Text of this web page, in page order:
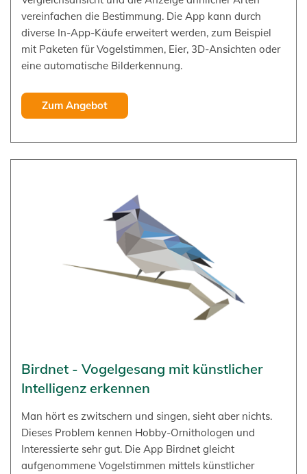
vereinfachen die Bestimmung. Die App kann durch
diverse In-App-Käufe erweitert werden, zum Beispiel
mit Paketen für Vogelstimmen, Eier, 3D-Ansichten oder
eine automatische Bilderkennung.
Zum Angebot
Birdnet - Vogelgesang mit künstlicher
Intelligenz erkennen
Man hört es zwitschern und singen, sieht aber nichts.
Dieses Problem kennen Hobby-Ornithologen und
Interessierte sehr gut. Die App Birdnet gleicht
aufgenommene Vogelstimmen mittels künstlicher